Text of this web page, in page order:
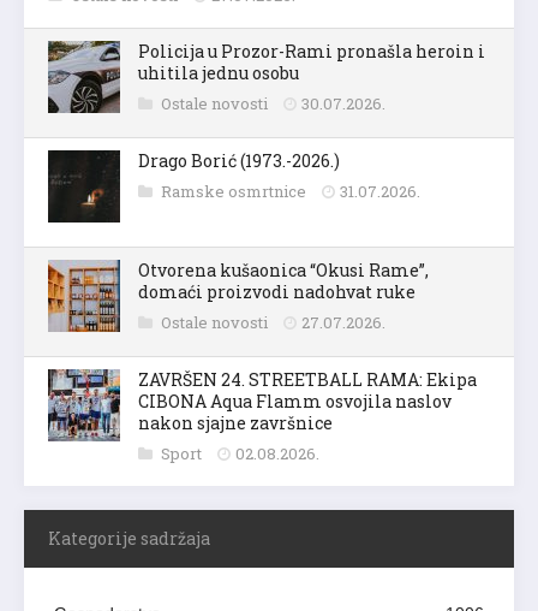
Policija u Prozor-Rami pronašla heroin i
uhitila jednu osobu
Ostale novosti 30.07.2026.
Drago Borić (1973.-2026.)
Ramske osmrtnice 31.07.2026.
Otvorena kušaonica “Okusi Rame”,
domaći proizvodi nadohvat ruke
Ostale novosti 27.07.2026.
ZAVRŠEN 24. STREETBALL RAMA: Ekipa
CIBONA Aqua Flamm osvojila naslov
nakon sjajne završnice
Sport 02.08.2026.
Kategorije sadržaja